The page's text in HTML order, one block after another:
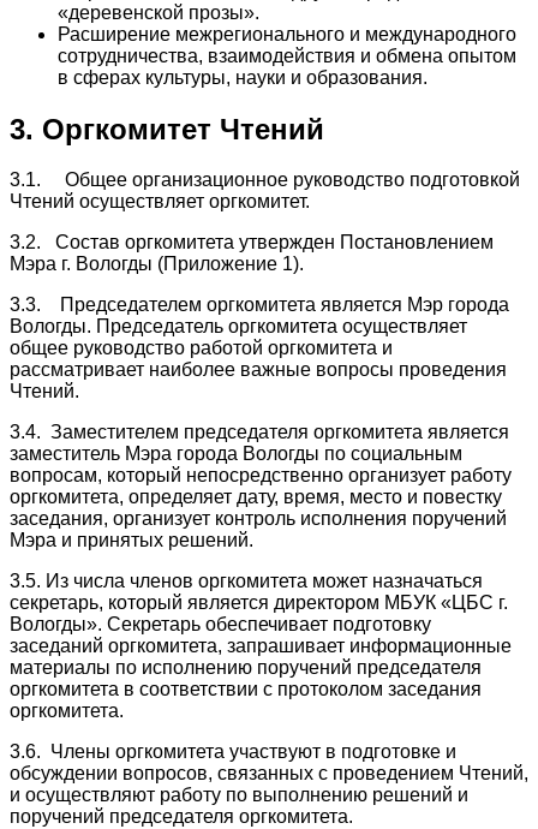
«деревенской прозы».
Расширение межрегионального и международного
сотрудничества, взаимодействия и обмена опытом
в сферах культуры, науки и образования.
3. Оргкомитет Чтений
3.1. Общее организационное руководство подготовкой
Чтений осуществляет оргкомитет.
3.2. Состав оргкомитета утвержден Постановлением
Мэра г. Вологды (Приложение 1).
3.3. Председателем оргкомитета является Мэр города
Вологды. Председатель оргкомитета осуществляет
общее руководство работой оргкомитета и
рассматривает наиболее важные вопросы проведения
Чтений.
3.4. Заместителем председателя оргкомитета является
заместитель Мэра города Вологды по социальным
вопросам, который непосредственно организует работу
оргкомитета, определяет дату, время, место и повестку
заседания, организует контроль исполнения поручений
Мэра и принятых решений.
3.5. Из числа членов оргкомитета может назначаться
секретарь, который является директором МБУК «ЦБС г.
Вологды». Секретарь обеспечивает подготовку
заседаний оргкомитета, запрашивает информационные
материалы по исполнению поручений председателя
оргкомитета в соответствии с протоколом заседания
оргкомитета.
3.6. Члены оргкомитета участвуют в подготовке и
обсуждении вопросов, связанных с проведением Чтений,
и осуществляют работу по выполнению решений и
поручений председателя оргкомитета.